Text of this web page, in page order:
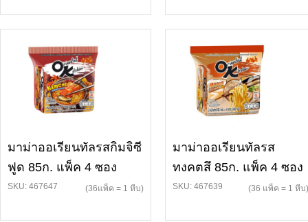
มาม่าออเรียนทัลรสกิมจิซี
ฟูด 85ก. แพ็ค 4 ซอง
SKU: 467647 (36แพ็ค = 1 หีบ)
มาม่าออเรียนทัลรส
ทงคตสึ 85ก. แพ็ค 4 ซอง
SKU: 467639 (36 แพ็ค = 1 หีบ)